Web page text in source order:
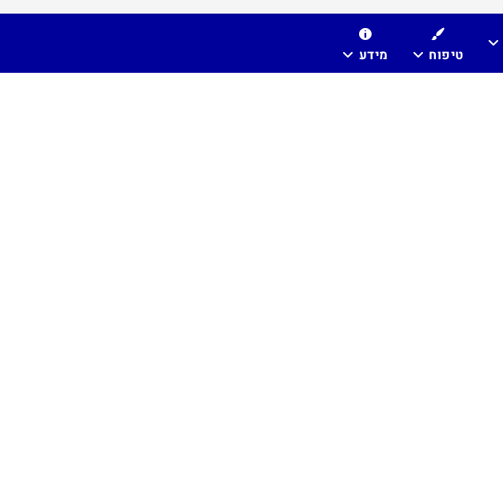
טיפוח מידע